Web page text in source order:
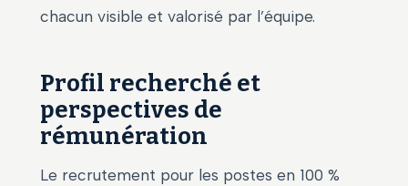
chacun visible et valorisé par l’équipe.
Profil recherché et
perspectives de
rémunération
Le recrutement pour les postes en 100 %